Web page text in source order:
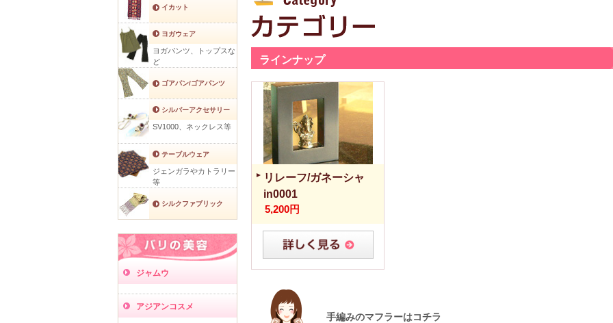
ラインナップ
リレーフ/ガネーシャ
in0001
5,200円
手編みのマフラーはコチラ
イカット
ヨガウェア
ヨガパンツ、トップスな
ど
ゴアパン/ゴアパンツ
シルバーアクセサリー
SV1000、ネックレス等
テーブルウェア
ジェンガラやカトラリー
等
シルクファブリック
ジャムウ
アジアンコスメ